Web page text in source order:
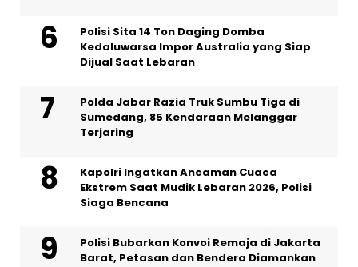
Polisi Sita 14 Ton Daging Domba
Kedaluwarsa Impor Australia yang Siap
Dijual Saat Lebaran
Polda Jabar Razia Truk Sumbu Tiga di
Sumedang, 85 Kendaraan Melanggar
Terjaring
Kapolri Ingatkan Ancaman Cuaca
Ekstrem Saat Mudik Lebaran 2026, Polisi
Siaga Bencana
Polisi Bubarkan Konvoi Remaja di Jakarta
Barat, Petasan dan Bendera Diamankan